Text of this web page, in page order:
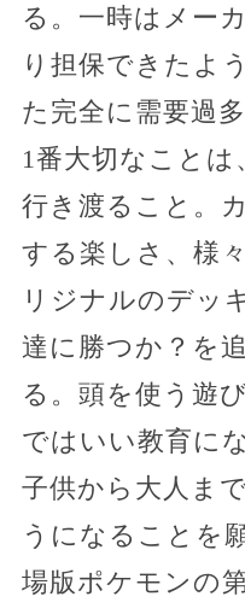
る。一時はメー
り担保できたよ
た完全に需要過
1番大切なことは
行き渡ること。
する楽しさ、様
リジナルのデッ
達に勝つか？を
る。頭を使う遊
ではいい教育に
子供から大人ま
うになることを
場版ポケモンの